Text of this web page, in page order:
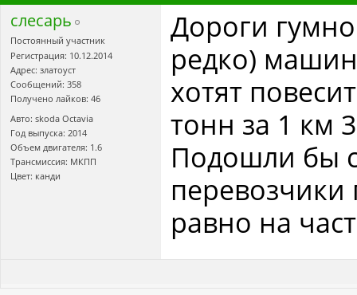
слесарь
Постоянный участник
Регистрация: 10.12.2014
Адрес: златоуст
Сообщений: 358
Получено лайков: 46
Авто: skoda Octavia
Год выпуска: 2014
Объем двигателя: 1.6
Трансмиссия: МКПП
Цвет: канди
Дороги
редко)
хотят
тонн за 1 км
Подошли бы
перевозчики
равно на